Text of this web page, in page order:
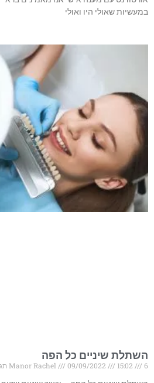
במעשיות שאולי היו ואולי
השתלת שיניים כל הפה
Manor Rachel 09/09/2022 15:02
6 תגובות